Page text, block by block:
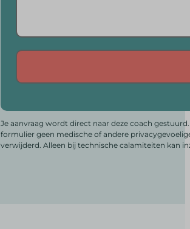
Je aanvraag wordt direct naar deze coach
formulier geen medische of andere
verwijderd. Alleen bij technische calamiteiten kan